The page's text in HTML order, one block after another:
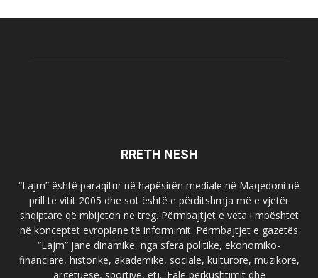
RRETH NESH
“Lajm” është paraqitur në hapësirën mediale në Maqedoni në
prill të vitit 2005 dhe sot është e përditshmja më e vjetër
shqiptare që mbijeton në treg. Përmbajtjet e veta i mbështet
në konceptet evropiane të informimit. Përmbajtjet e gazetës
“Lajm” janë dinamike, nga sfera politike, ekonomiko-
financiare, historike, akademike, sociale, kulturore, muzikore,
argëtuese, sportive, etj.. Falë përkushtimit dhe